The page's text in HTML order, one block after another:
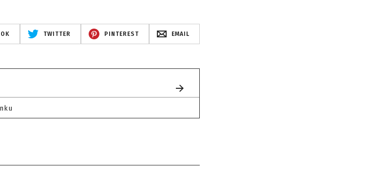
TWITTER PINTEREST EMAIL